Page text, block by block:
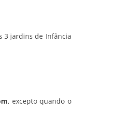
3 jardins de Infância
, excepto quando o